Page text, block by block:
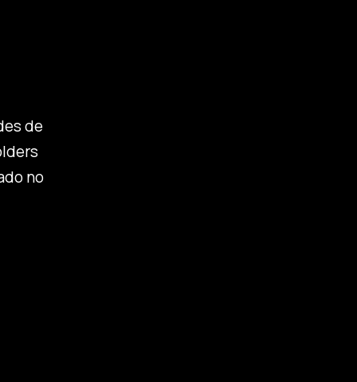
de
no